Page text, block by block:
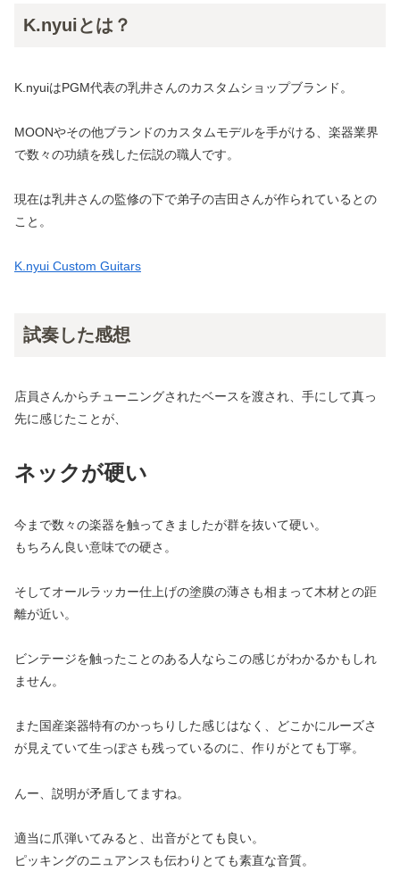
K.nyuiとは？
K.nyuiはPGM代表の乳井さんのカスタムショップブランド。
MOONやその他ブランドのカスタムモデルを手がける、楽器業界
で数々の功績を残した伝説の職人です。
現在は乳井さんの監修の下で弟子の吉田さんが作られているとの
こと。
K.nyui Custom Guitars
試奏した感想
店員さんからチューニングされたベースを渡され、手にして真っ
先に感じたことが、
ネックが硬い
今まで数々の楽器を触ってきましたが群を抜いて硬い。
もちろん良い意味での硬さ。
そしてオールラッカー仕上げの塗膜の薄さも相まって木材との距
離が近い。
ビンテージを触ったことのある人ならこの感じがわかるかもしれ
ません。
また国産楽器特有のかっちりした感じはなく、どこかにルーズさ
が見えていて生っぽさも残っているのに、作りがとても丁寧。
んー、説明が矛盾してますね。
適当に爪弾いてみると、出音がとても良い。
ピッキングのニュアンスも伝わりとても素直な音質。